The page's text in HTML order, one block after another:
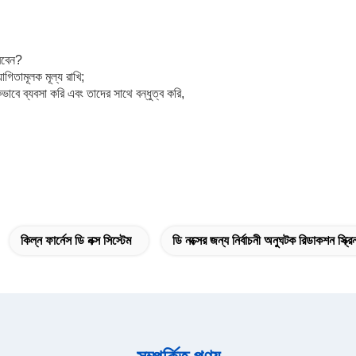
মূল্য রাখি;
ব্যবসা করি এবং তাদের সাথে বন্ধুত্ব করি,
কিল্ন ফার্নেস ডি নক্স সিস্টেম ডি নক্সের জন্য নির্বাচনী অনুঘটক রিডাকশন